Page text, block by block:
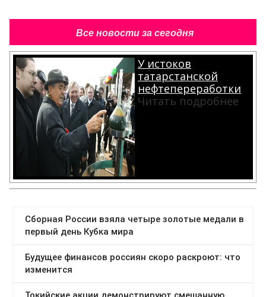
Все новости за сегодня
У истоков
татарстанской
нефтепереработки
Читать подробнее